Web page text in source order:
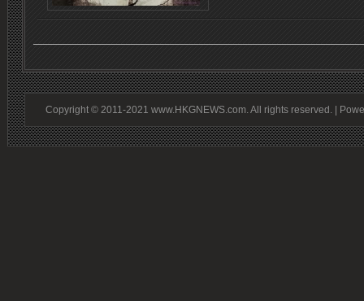
Copyright © 2011-2021 www.HKGNEWS.com. All rights reserved. |